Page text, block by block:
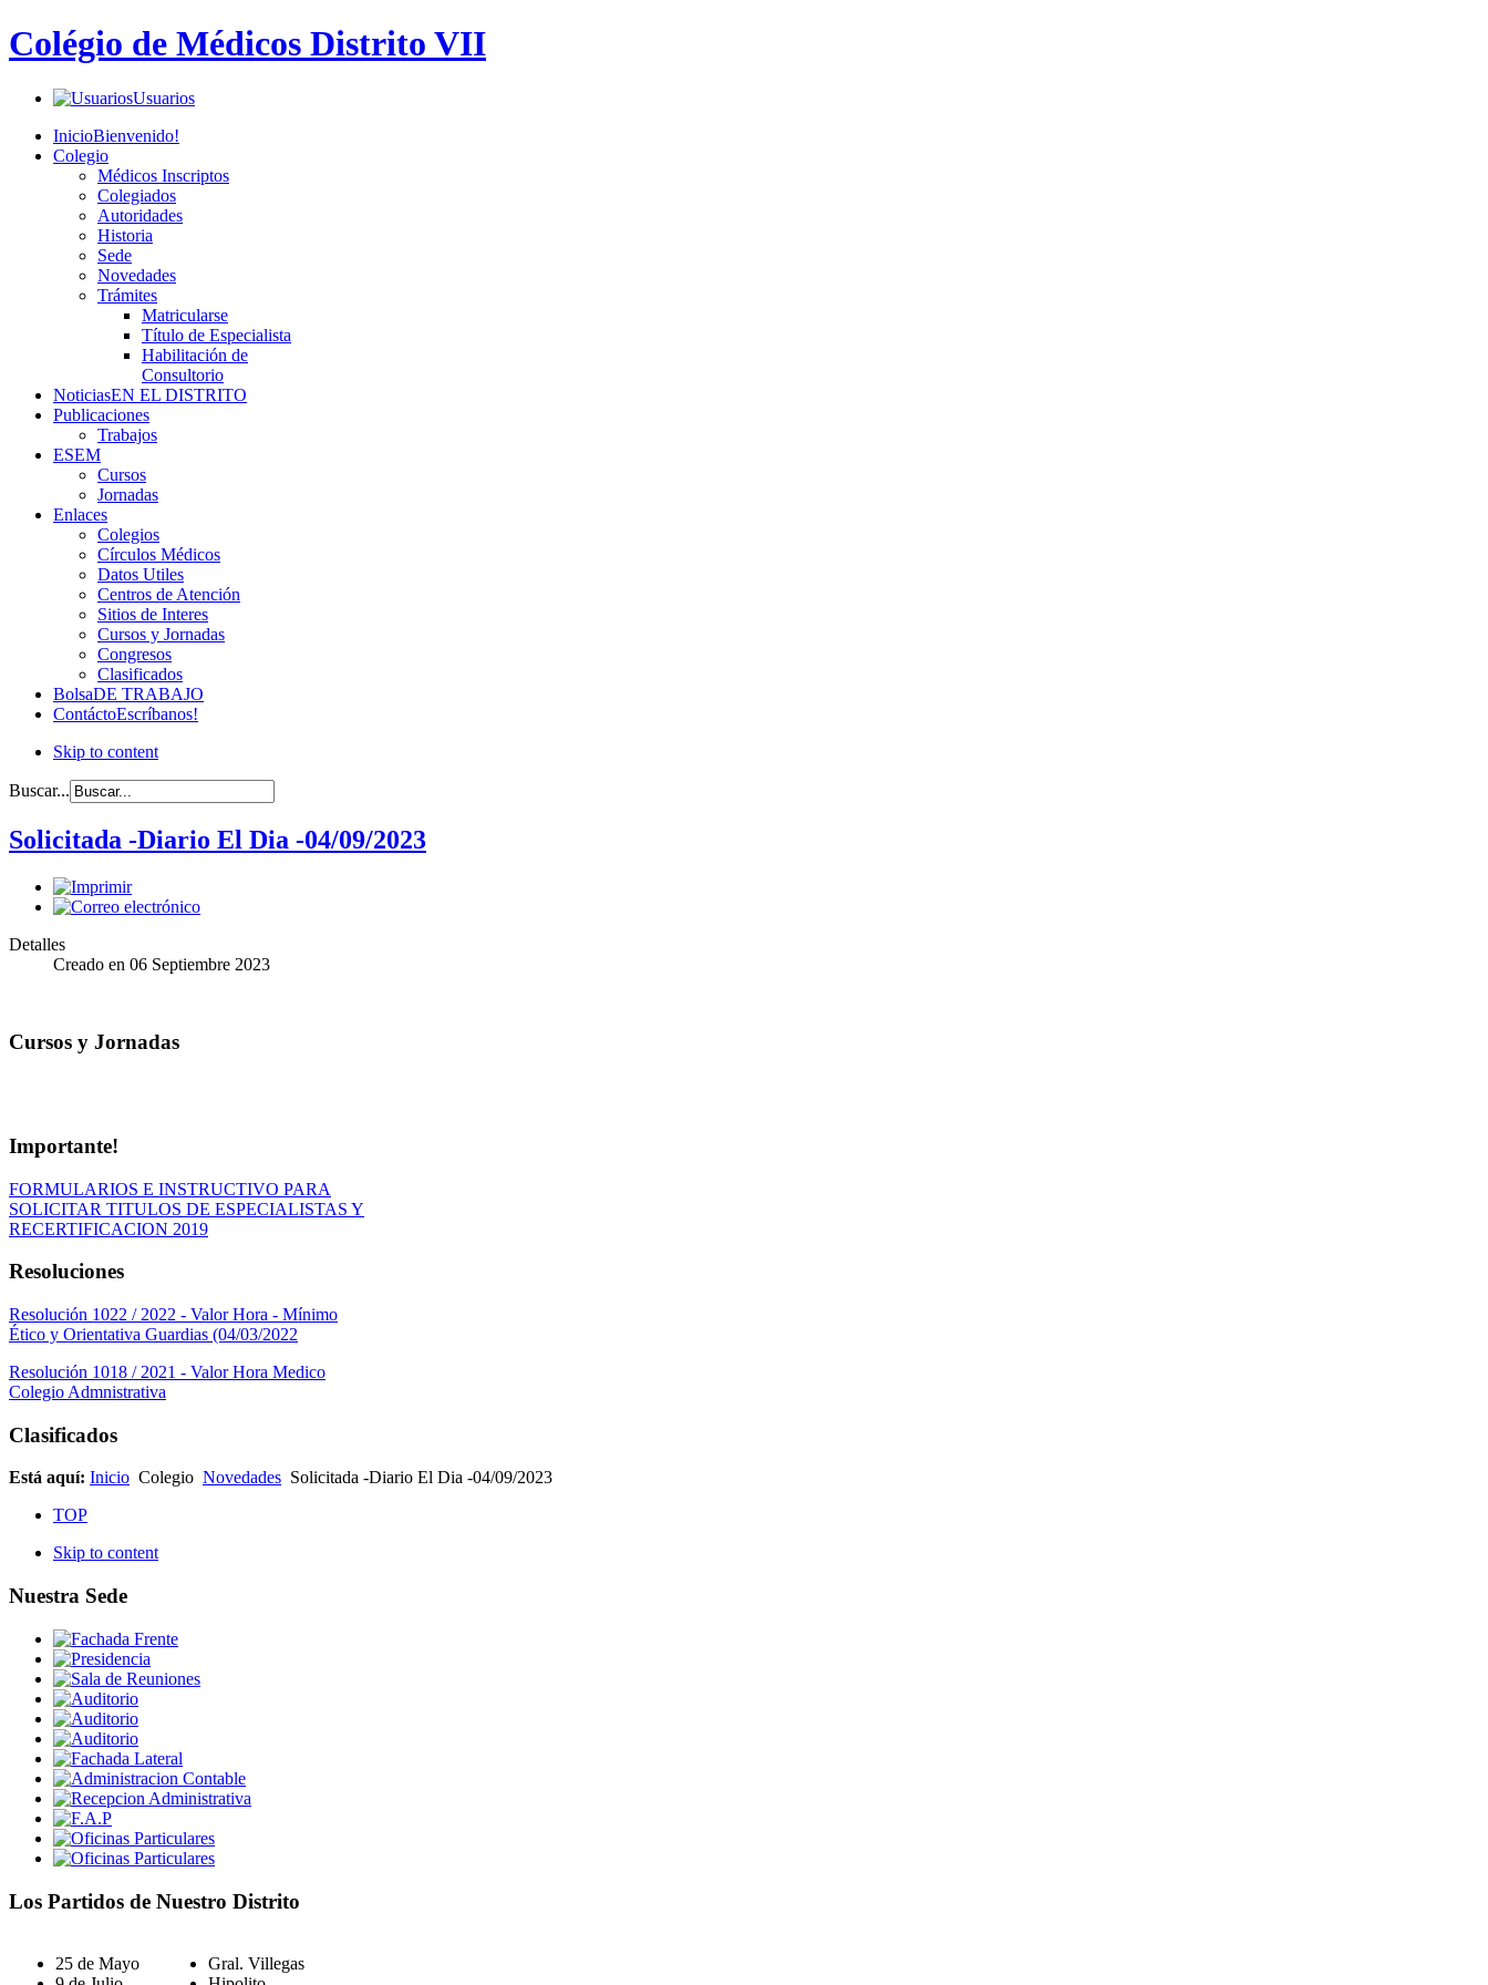
Colégio de Médicos Distrito VII
Usuarios
InicioBienvenido!
Colegio
Médicos Inscriptos
Colegiados
Autoridades
Historia
Sede
Novedades
Trámites
Matricularse
Título de Especialista
Habilitación de
Consultorio
NoticiasEN EL DISTRITO
Publicaciones
Trabajos
ESEM
Cursos
Jornadas
Enlaces
Colegios
Círculos Médicos
Datos Utiles
Centros de Atención
Sitios de Interes
Cursos y Jornadas
Congresos
Clasificados
BolsaDE TRABAJO
ContáctoEscríbanos!
Skip to content
Buscar...
Solicitada -Diario El Dia -04/09/2023
Detalles
Creado en 06 Septiembre 2023
Cursos y Jornadas
Importante!
FORMULARIOS E INSTRUCTIVO PARA
SOLICITAR TITULOS DE ESPECIALISTAS Y
RECERTIFICACION 2019
Resoluciones
Resolución 1022 / 2022 - Valor Hora - Mínimo
Ético y Orientativa Guardias (04/03/2022
Resolución 1018 / 2021 - Valor Hora Medico
Colegio Admnistrativa
Clasificados
Está aquí: Inicio Colegio Novedades Solicitada -Diario El Dia -04/09/2023
TOP
Skip to content
Nuestra Sede
Los Partidos de Nuestro Distrito
25 de Mayo
Gral. Villegas